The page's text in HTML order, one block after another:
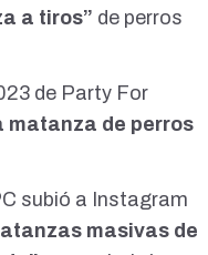
a tiros” de perros
de Party For
matanza de perros
subió a Instagram
masivas de